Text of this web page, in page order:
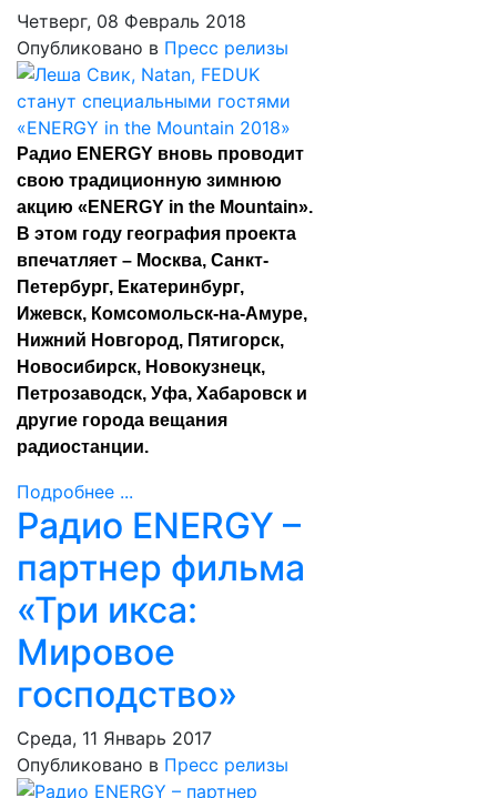
Четверг, 08 Февраль 2018
Опубликовано в Пресс релизы
Радио ENERGY вновь проводит
свою традиционную зимнюю
акцию «ENERGY in the Mountain».
В этом году география проекта
впечатляет – Москва, Санкт-
Петербург, Екатеринбург,
Ижевск, Комсомольск-на-Амуре,
Нижний Новгород, Пятигорск,
Новосибирск, Новокузнецк,
Петрозаводск, Уфа, Хабаровск и
другие города вещания
радиостанции.
Подробнее ...
Радио ENERGY –
партнер фильма
«Три икса:
Мировое
господство»
Среда, 11 Январь 2017
Опубликовано в Пресс релизы